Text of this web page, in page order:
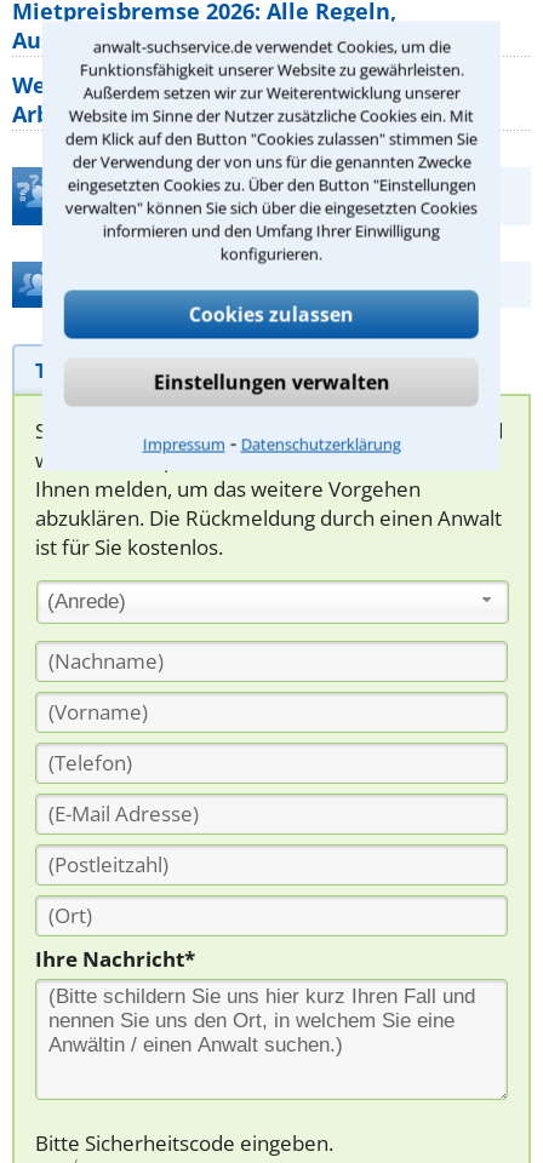
anwalt-suchservice.de verwendet Cookies, um die
Funktionsfähigkeit unserer Website zu gewährleisten.
Außerdem setzen wir zur Weiterentwicklung unserer
Website im Sinne der Nutzer zusätzliche Cookies ein. Mit
dem Klick auf den Button "Cookies zulassen" stimmen Sie
der Verwendung der von uns für die genannten Zwecke
eingesetzten Cookies zu. Über den Button "Einstellungen
verwalten" können Sie sich über die eingesetzten Cookies
informieren und den Umfang Ihrer Einwilligung
konfigurieren.
Cookies zulassen
Einstellungen verwalten
Impressum ⁃ Datenschutzerklärung
Mietpreisbremse 2026: Alle Regeln,
Ausnahmen und Rechte für Mieter
Welche Regeln für Teilnahme, Urlaub,
Arbeitszeit gelten beim
Teste Dein Rechtswissen
Hilfe bei Ihrer Anwaltsuche?
Telefonhilfe Beratungsanfrage
Sie können hier Ihren Fall schildern. Anschließend
werden sich spezialisierte Rechtsanwälte bei
Ihnen melden, um das weitere Vorgehen
abzuklären. Die Rückmeldung durch einen Anwalt
ist für Sie kostenlos.
(Anrede)
Ihre Nachricht*
Bitte Sicherheitscode eingeben.